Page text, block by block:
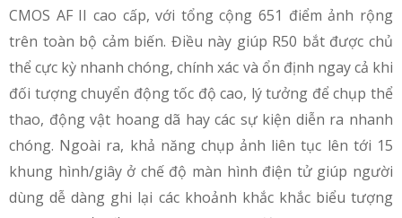
CMOS AF II cao cấp, với tổng cộng 651 điểm ảnh rộng
trên toàn bộ cảm biến. Điều này giúp R50 bắt được chủ
thể cực kỳ nhanh chóng, chính xác và ổn định ngay cả khi
đối tượng chuyển động tốc độ cao, lý tưởng để chụp thể
thao, động vật hoang dã hay các sự kiện diễn ra nhanh
chóng. Ngoài ra, khả năng chụp ảnh liên tục lên tới 15
khung hình/giây ở chế độ màn hình điện tử giúp người
dùng dễ dàng ghi lại các khoảnh khắc khắc biểu tượng